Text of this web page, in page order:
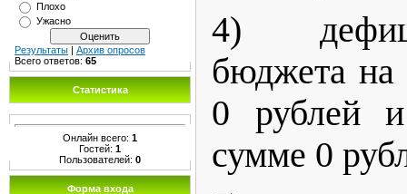
Плохо
Ужасно
Результаты | Архив опросов
Всего ответов: 65
Статистика
Онлайн всего: 1
Гостей: 1
Пользователей: 0
Форма входа
4)
бюджета на
0 рублей
сумме 0